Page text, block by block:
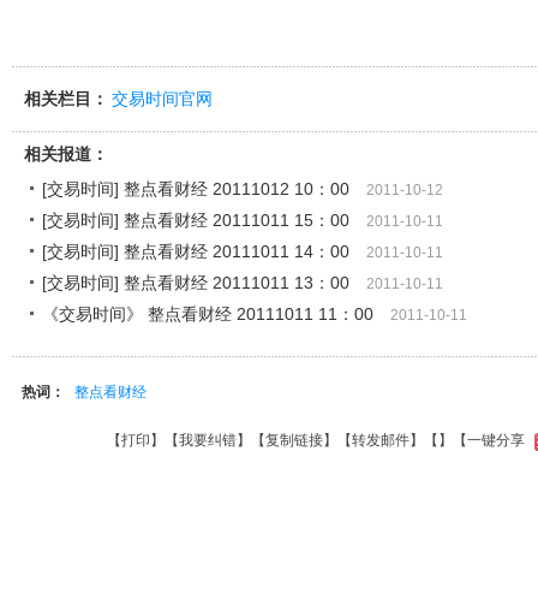
相关栏目： 交易时间官网
相关报道：
[交易时间] 整点看财经 20111012 10：00
2011-10-12
[交易时间] 整点看财经 20111011 15：00 2011-10-11
[交易时间] 整点看财经 20111011 14：00 2011-10-11
[交易时间] 整点看财经 20111011 13：00 2011-10-11
《交易时间》 整点看财经 20111011 11：00 2011-10-11
热词： 整点看财经
【打印 】【我要纠错】【复制链接】【转发邮件】【 】 【一键分享